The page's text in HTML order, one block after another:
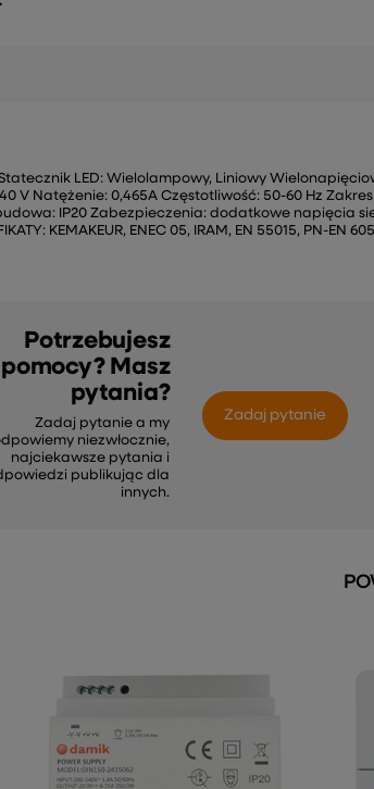
LED: Wielolampowy, Liniowy
V Natężenie: 0,465A Częstotliwość: 50-60 Hz Zakres
IP20 Zabezpieczenia: dodatkowe napięcia
KEMAKEUR, ENEC 05, IRAM, EN 55015, PN-EN
Potrzebujesz
pomocy? Masz
pytania?
Zadaj pytanie a my
niezwłocznie,
najciekawsze pytania i
publikując dla
innych.
Zadaj pytanie